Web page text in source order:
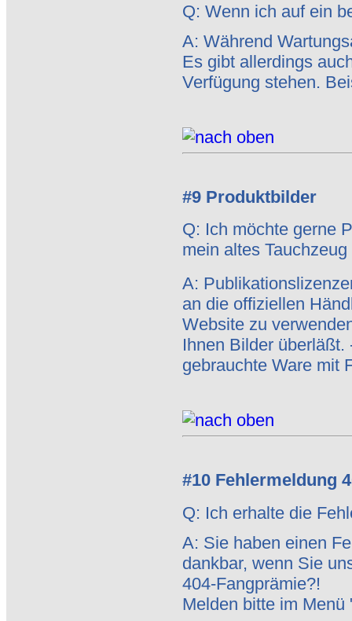
Q: Wenn ich auf ein
A: Während
Es gibt allerdings
Verfügung stehen.
#9 Produktbilder
Q: Ich möchte gerne
mein altes Tauchzeug
A:
an die offiziellen
Website zu
Ihnen Bilder
gebrauchte Ware mit
#10 Fehlermeldung
Q: Ich erhalte die
A: Sie haben einen
dankbar, wenn Sie
404-Fangprämie?!
Melden bitte im Menü